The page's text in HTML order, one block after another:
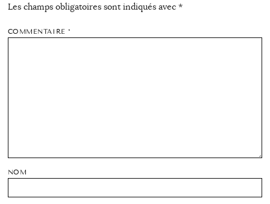
Les champs obligatoires sont indiqués avec *
COMMENTAIRE*
NOM